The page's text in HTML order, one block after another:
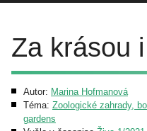
Za krásou
Autor: Marina Hofmanová
Téma: Zoologické zahrady,
gardens